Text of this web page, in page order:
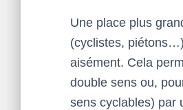
Une place plus
(cyclistes,
aisément. Cela
double sens ou,
sens cyclables) par